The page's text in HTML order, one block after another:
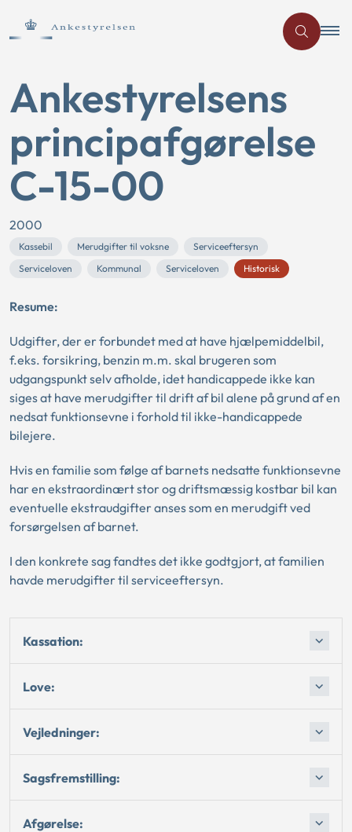
Ankestyrelsens
principafgørelse
C-15-00
2000
Kassebil Merudgifter til voksne
Serviceeftersyn
Serviceloven
Kommunal Serviceloven Historisk
Resume:
Udgifter, der er forbundet med at have hjælpemiddelbil,
f.eks. forsikring, benzin m.m. skal brugeren som
udgangspunkt selv afholde, idet handicappede ikke kan
siges at have merudgifter til drift af bil alene på grund af en
nedsat funktionsevne i forhold til ikke-handicappede
bilejere.
Hvis en familie som følge af barnets nedsatte funktionsevne
har en ekstraordinært stor og driftsmæssig kostbar bil kan
eventuelle ekstraudgifter anses som en merudgift ved
forsørgelsen af barnet.
I den konkrete sag fandtes det ikke godtgjort, at familien
havde merudgifter til serviceeftersyn.
Kassation:
Love:
Vejledninger:
Sagsfremstilling:
Afgørelse: